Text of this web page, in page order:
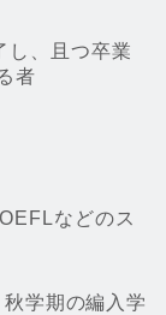
し、且つ卒業
者
などのス
学期の編入学